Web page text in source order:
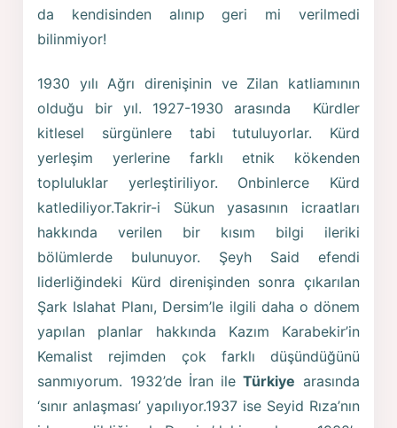
da kendisinden alınıp geri mi verilmedi
bilinmiyor!
1930 yılı Ağrı direnişinin ve Zilan katliamının
olduğu bir yıl. 1927-1930 arasında Kürdler
kitlesel sürgünlere tabi tutuluyorlar. Kürd
yerleşim yerlerine farklı etnik kökenden
topluluklar yerleştiriliyor. Onbinlerce Kürd
katlediliyor.Takrir-i Sükun yasasının icraatları
hakkında verilen bir kısım bilgi ileriki
bölümlerde bulunuyor. Şeyh Said efendi
liderliğindeki Kürd direnişinden sonra çıkarılan
Şark Islahat Planı, Dersim’le ilgili daha o dönem
yapılan planlar hakkında Kazım Karabekir’in
Kemalist rejimden çok farklı düşündüğünü
sanmıyorum. 1932’de İran ileTürkiye arasında
‘sınır anlaşması’ yapılıyor.1937 ise Seyid Rıza’nın